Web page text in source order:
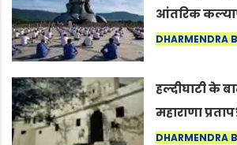
आंतरिक
अंतरराष्ट्रीय
DHARMENDRA
हल्दीघाटी के
महाराणा
का वह अनकहा
DHARMENDRA